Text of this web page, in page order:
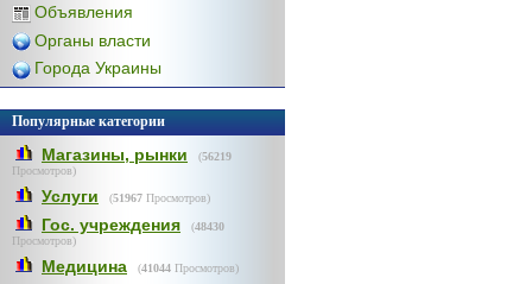
Объявления
Органы власти
Города Украины
Популярные категории
Магазины, рынки (56219
Просмотров)
Услуги (51967 Просмотров)
Гос. учреждения (48430
Просмотров)
Медицина (41044 Просмотров)